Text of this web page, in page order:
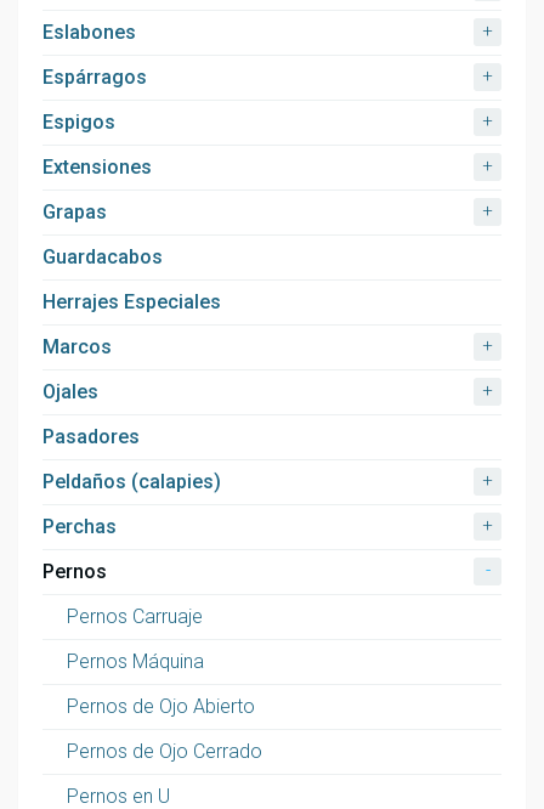
Eslabones +
Espárragos +
Espigos +
Extensiones +
Grapas +
Guardacabos
Herrajes Especiales
Marcos
+
Ojales +
Pasadores
Peldaños (calapies)
+
Perchas +
Pernos -
Pernos Carruaje
Pernos Máquina
Pernos de Ojo Abierto
Pernos de Ojo Cerrado
Pernos en U